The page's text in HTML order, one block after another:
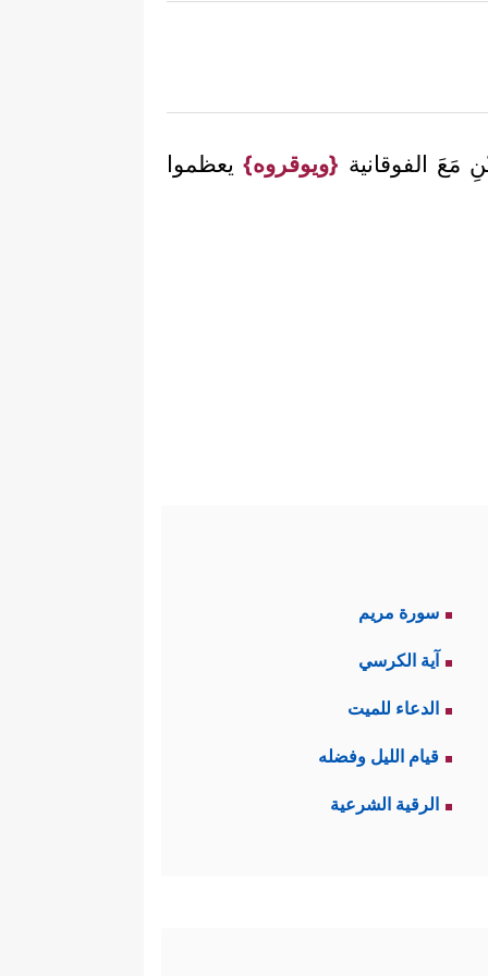
مَعَ الفوقانية {ويوقروه}يعظموا
سورة مريم
آية الكرسي
الدعاء للميت
قيام الليل وفضله
الرقية الشرعية